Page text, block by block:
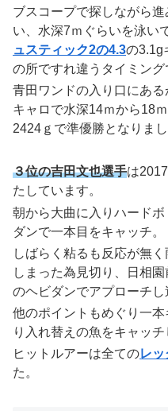
ブスコープで探しながら
い、水深7ｍぐらいを泳い
ュスティック2の4.3の3.1g
の所ですれ違うタイミング
青田ワンドの入り口にあ
キャロで水深14ｍから18
2424ｇで準優勝となりまし
３位の吉田文也選手は
たしています。
朝から大曲に入りハード
ダンで一本目をキャッチ。
しばらく粘るも反応が無
しまった為見切り、日相
のヘビダンでアプローチし
他のポイントもめぐり一
り入れ替えの魚をキャッチ
ヒットルアーは全てのレ
た。